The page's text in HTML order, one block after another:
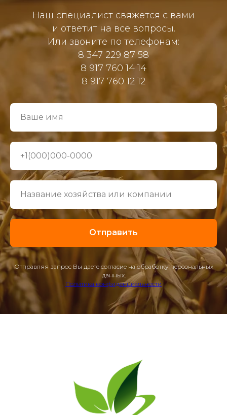
Наш специалист свяжется с вами
и ответит на все вопросы.
Или звоните по телефонам:
8 347 229 87 58
8 917 760 14 14
8 917 760 12 12
Отправить
Отправляя запрос Вы даете согласие на обработку персональных
данных.
Политика конфиденциальности